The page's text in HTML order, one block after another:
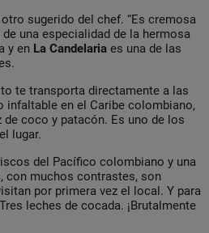
sugerido del chef. “Es cremosa
una especialidad de la hermosa
y en La Candelaria es una de las
te transporta directamente a las
infaltable en el Caribe colombiano,
coco y patacón. Es uno de los
lugar.
del Pacífico colombiano y una
con muchos contrastes, son
por primera vez el local. Y para
leches de cocada. ¡Brutalmente